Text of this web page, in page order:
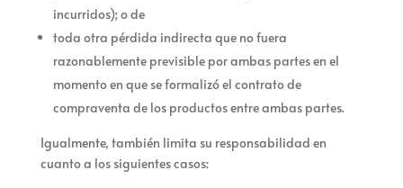
incurridos); o de
toda otra pérdida indirecta que no fuera
razonablemente previsible por ambas partes en el
momento en que se formalizó el contrato de
compraventa de los productos entre ambas partes.
Igualmente, también limita su responsabilidad en
cuanto a los siguientes casos: